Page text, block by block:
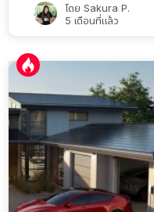
โดย Sakura P.
5 เดือนที่แล้ว